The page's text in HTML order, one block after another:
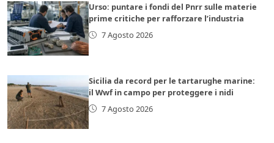
Urso: puntare i fondi del Pnrr sulle materie
prime critiche per rafforzare l’industria
7 Agosto 2026
Sicilia da record per le tartarughe marine:
il Wwf in campo per proteggere i nidi
7 Agosto 2026